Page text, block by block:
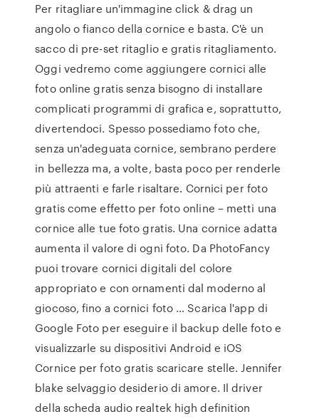
Per ritagliare un'immagine click & drag un
angolo o fianco della cornice e basta. C'è un
sacco di pre-set ritaglio e gratis ritagliamento.
Oggi vedremo come aggiungere cornici alle
foto online gratis senza bisogno di installare
complicati programmi di grafica e, soprattutto,
divertendoci. Spesso possediamo foto che,
senza un'adeguata cornice, sembrano perdere
in bellezza ma, a volte, basta poco per renderle
più attraenti e farle risaltare. Cornici per foto
gratis come effetto per foto online – metti una
cornice alle tue foto gratis. Una cornice adatta
aumenta il valore di ogni foto. Da PhotoFancy
puoi trovare cornici digitali del colore
appropriato e con ornamenti dal moderno al
giocoso, fino a cornici foto … Scarica l'app di
Google Foto per eseguire il backup delle foto e
visualizzarle su dispositivi Android e iOS
Cornice per foto gratis scaricare stelle. Jennifer
blake selvaggio desiderio di amore. Il driver
della scheda audio realtek high definition